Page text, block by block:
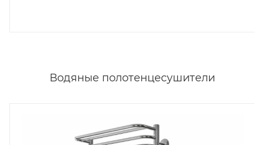
Водяные полотенцесушители